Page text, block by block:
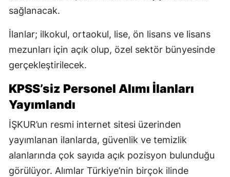
sağlanacak.
İlanlar; ilkokul, ortaokul, lise, ön lisans ve lisans
mezunları için açık olup, özel sektör bünyesinde
gerçekleştirilecek.
KPSS’siz Personel Alımı İlanları
Yayımlandı
İŞKUR’un resmi internet sitesi üzerinden
yayımlanan ilanlarda, güvenlik ve temizlik
alanlarında çok sayıda açık pozisyon bulunduğu
görülüyor. Alımlar Türkiye’nin birçok ilinde